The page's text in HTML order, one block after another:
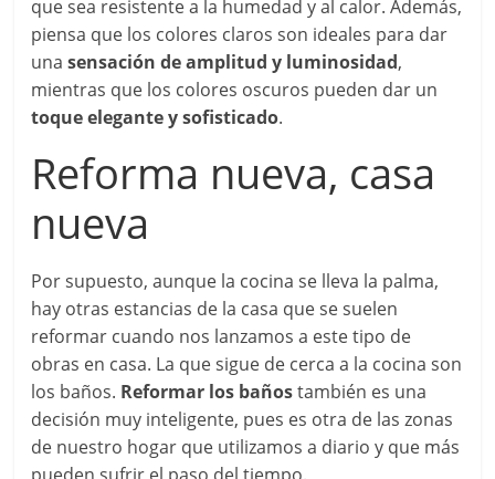
que sea resistente a la humedad y al calor. Además,
piensa que los colores claros son ideales para dar
unasensación de amplitud y luminosidad,
mientras que los colores oscuros pueden dar un
toque elegante y sofisticado.
Reforma nueva, casa
nueva
Por supuesto, aunque la cocina se lleva la palma,
hay otras estancias de la casa que se suelen
reformar cuando nos lanzamos a este tipo de
obras en casa. La que sigue de cerca a la cocina son
los baños. Reformar los bañostambién es una
decisión muy inteligente, pues es otra de las zonas
de nuestro hogar que utilizamos a diario y que más